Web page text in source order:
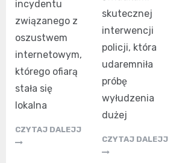
incydentu
związanego z
oszustwem
internetowym,
którego ofiarą
stała się
lokalna
CZYTAJ DALEJJ
skutecznej
interwencji
policji, która
udaremniła
próbę
wyłudzenia
dużej
CZYTAJ DALEJJ